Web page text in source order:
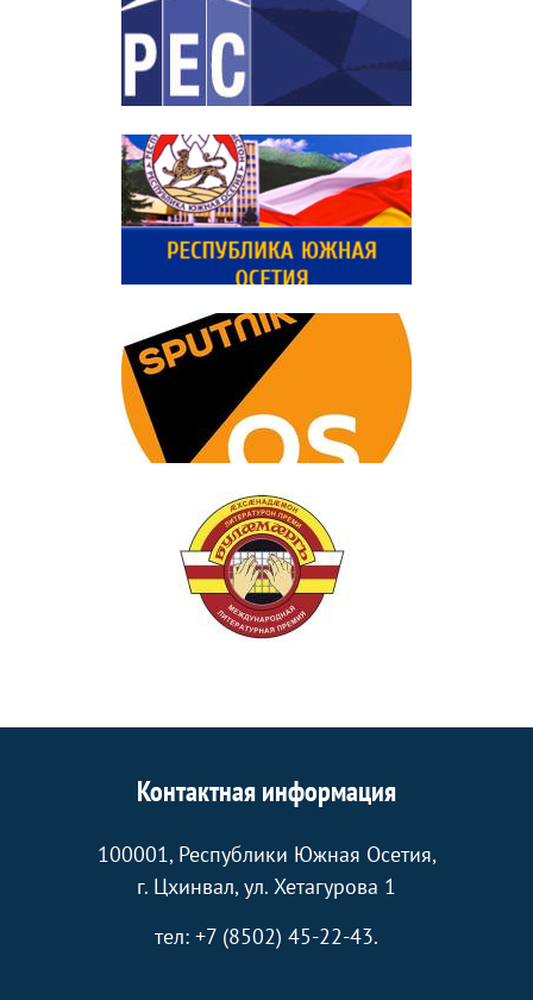
Контактная информация
100001, Республики Южная Осетия,
г. Цхинвал, ул. Хетагурова 1
тел: +7 (8502) 45-22-43.